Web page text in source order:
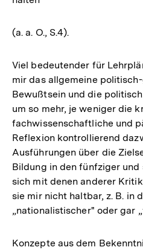
(a. a. O., S.4).
Viel bedeutender für
mir das allgemeine
Bewußtsein und die
um so mehr, je weniger die
fachwissenschaftliche und
Reflexion kontrollierend
Ausführungen über die
Bildung in den fünfziger
sich mit denen anderer
sie mir nicht haltbar, z. B. in
„nationalistischer" oder gar
Konzepte aus dem